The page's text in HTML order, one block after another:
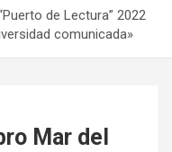
de Lectura” 2022
comunicada»
Mar del